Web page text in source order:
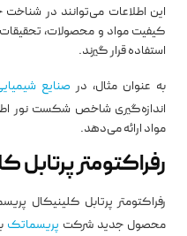
این اطلاعات می‌توانند در
کیفیت مواد و محصولات،
استفاده قرار گیرند.
به عنوان مثال، در صنایع
اندازه‌گیری شاخص شکست نور
مواد ارائه می‌دهد.
رفراکتومتر
رفراکتومتر پرتابل کلینیکال
محصول جدید شرکت پریسماتک